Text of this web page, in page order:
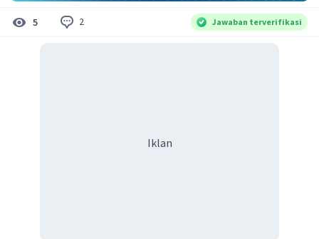
5 2 Jawaban terverifikasi
Iklan